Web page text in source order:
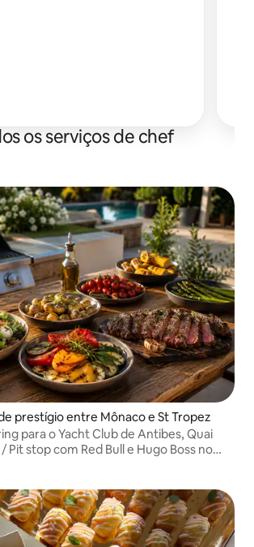
os serviços de chef
prestígio entre Mônaco e St Tropez
para o Yacht Club de Antibes, Quai
Pit stop com Red Bull e Hugo Boss no